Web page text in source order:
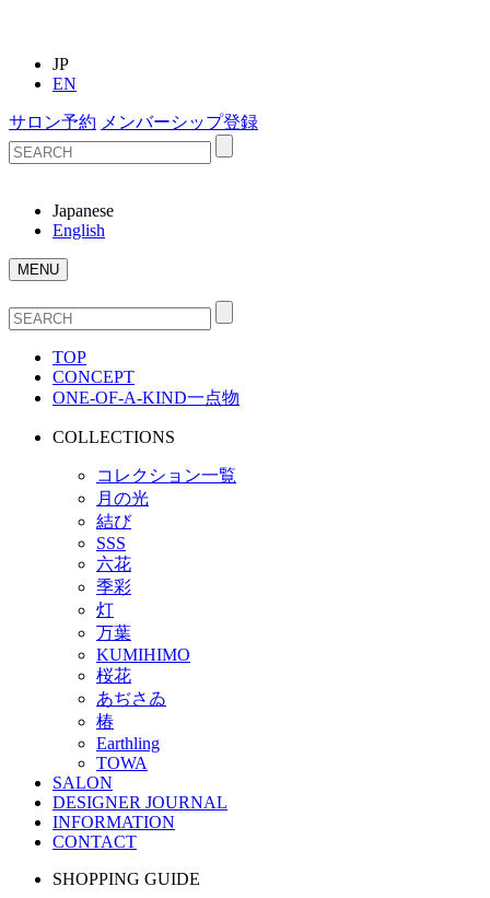
JP
EN
サロン予約 メンバーシップ登録
Japanese
English
MENU
TOP
CONCEPT
ONE-OF-A-KIND一点物
COLLECTIONS
コレクション一覧
月の光
結び
SSS
六花
季彩
灯
万葉
KUMIHIMO
桜花
あぢさゐ
椿
Earthling
TOWA
SALON
DESIGNER JOURNAL
INFORMATION
CONTACT
SHOPPING GUIDE